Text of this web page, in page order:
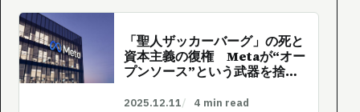
「聖人ザッカーバーグ」の死と
資本主義の復権 Metaが“オー
プンソース”という武器を捨て
2025.12.11 4 min read